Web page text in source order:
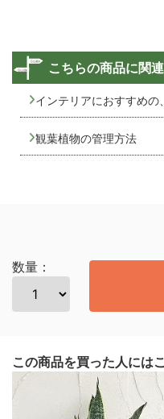
こちらの商品に関
インテリアにおすすめの
観葉植物の管理方法
数量：
この商品を買った人には